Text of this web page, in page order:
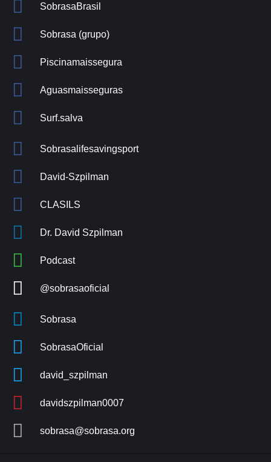
SobrasaBrasil
Sobrasa (grupo)
Piscinamaissegura
Aguasmaisseguras
Surf.salva
Sobrasalifesavingsport
David-Szpilman
CLASILS
Dr. David Szpilman
Podcast
@sobrasaoficial
Sobrasa
SobrasaOficial
david_szpilman
davidszpilman0007
sobrasa@sobrasa.org